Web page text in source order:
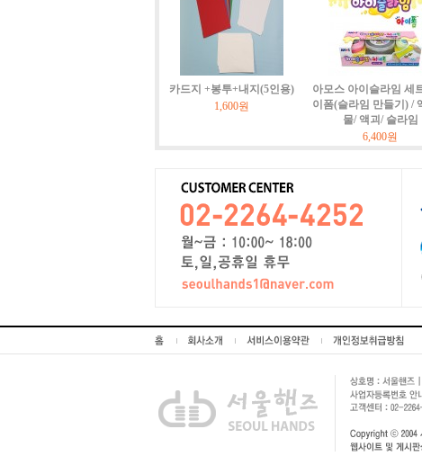
카드지 +봉투+내지(5인용)
1,600원
아모스 아이슬라임 세
이폼(슬라임 만들기) /
물/ 액괴/ 슬라임
6,400원